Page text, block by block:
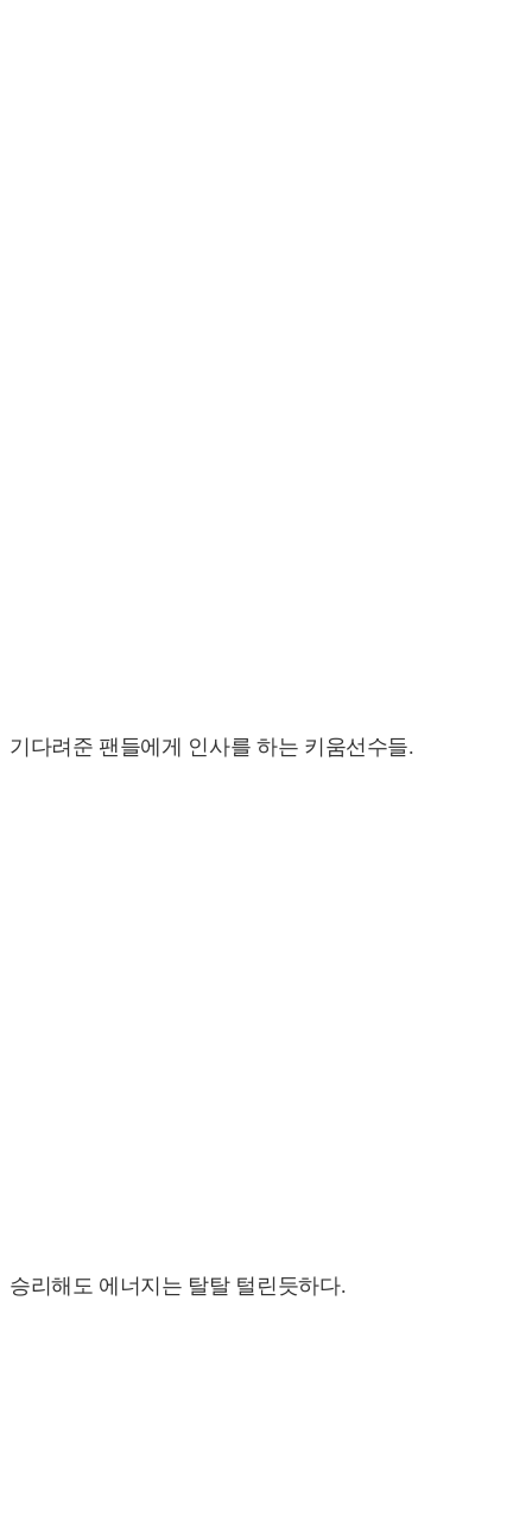
기다려준 팬들에게 인사를 하는 키움선수들.
승리해도 에너지는 탈탈 털린듯하다.